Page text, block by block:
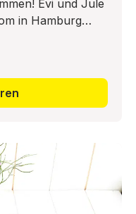
Evi und Jule
in Hamburg
wenn
auch nur
Also,